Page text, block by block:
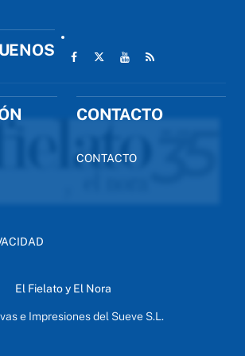
CONTACTO
CONTACTO
El Fielato y El Nora
e Impresiones del Sueve S.L.